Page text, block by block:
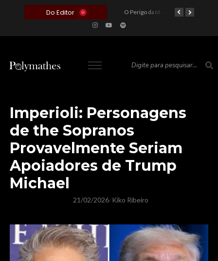
Do Editor
O Voto como Moeda: Clientelismo e o Analfabetismo Funcional Político no Brasil O Perigo da Ideologia Desenfreada na Justiça: Quando a Pauta Política Substitui a Pena Criminal
Imperioli: Personagens
de the Sopranos
Provavelmente Seriam
Apoiadores de Trump
Michael
21/02/2026/ Kiko Ribeiro